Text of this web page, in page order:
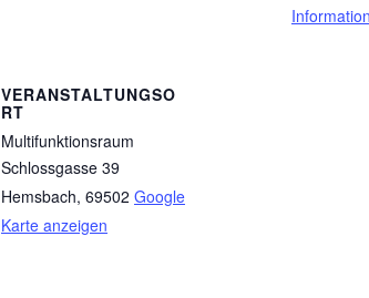
Information
VERANSTALTUNGSO
RT
Multifunktionsraum
Schlossgasse 39
Hemsbach, 69502 Google
Karte anzeigen